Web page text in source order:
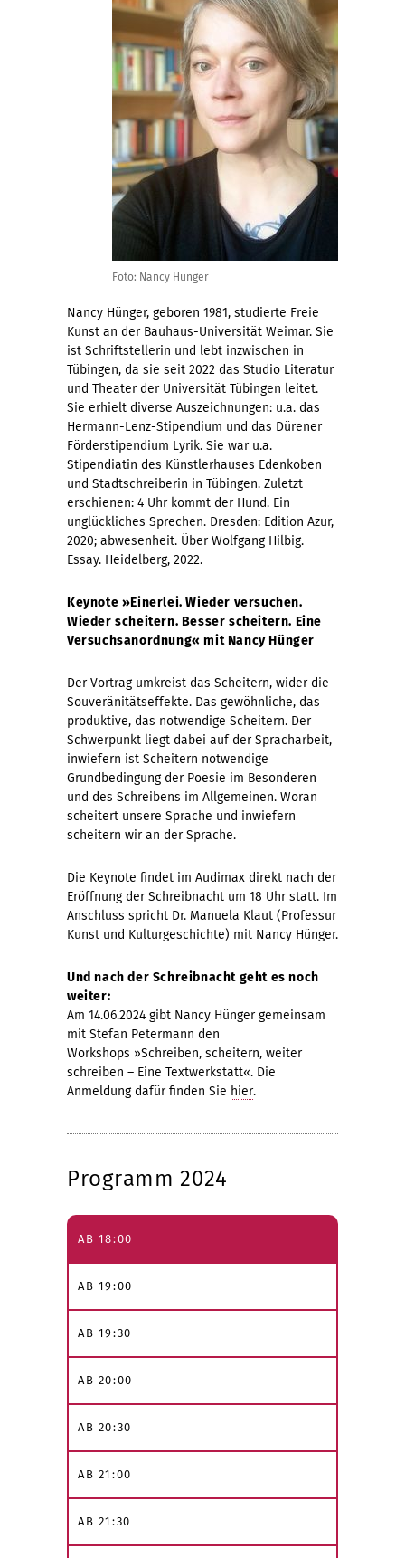
Foto: Nancy Hünger
Nancy Hünger, geboren 1981, studierte Freie
Kunst an der Bauhaus-Universität Weimar. Sie
ist Schriftstellerin und lebt inzwischen in
Tübingen, da sie seit 2022 das Studio Literatur
und Theater der Universität Tübingen leitet.
Sie erhielt diverse Auszeichnungen: u.a. das
Hermann-Lenz-Stipendium und das Dürener
Förderstipendium Lyrik. Sie war u.a.
Stipendiatin des Künstlerhauses Edenkoben
und Stadtschreiberin in Tübingen. Zuletzt
erschienen: 4 Uhr kommt der Hund. Ein
unglückliches Sprechen. Dresden: Edition Azur,
2020; abwesenheit. Über Wolfgang Hilbig.
Essay. Heidelberg, 2022.
Keynote »Einerlei. Wieder versuchen.
Wieder scheitern. Besser scheitern. Eine
Versuchsanordnung« mit Nancy Hünger
Der Vortrag umkreist das Scheitern, wider die
Souveränitätseffekte. Das gewöhnliche, das
produktive, das notwendige Scheitern. Der
Schwerpunkt liegt dabei auf der Spracharbeit,
inwiefern ist Scheitern notwendige
Grundbedingung der Poesie im Besonderen
und des Schreibens im Allgemeinen. Woran
scheitert unsere Sprache und inwiefern
scheitern wir an der Sprache.
Die Keynote findet im Audimax direkt nach der
Eröffnung der Schreibnacht um 18 Uhr statt. Im
Anschluss spricht Dr. Manuela Klaut (Professur
Kunst und Kulturgeschichte) mit Nancy Hünger.
Und nach der Schreibnacht geht es noch
weiter:
Am 14.06.2024 gibt Nancy Hünger gemeinsam
mit Stefan Petermann den
Workshops »Schreiben, scheitern, weiter
schreiben – Eine Textwerkstatt«. Die
Anmeldung dafür finden Sie hier.
Programm 2024
AB 18:00
AB 19:00
AB 19:30
AB 20:00
AB 20:30
AB 21:00
AB 21:30